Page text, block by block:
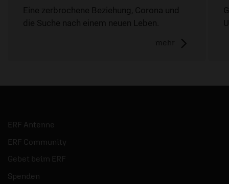
Eine zerbrochene Beziehung, Corona und
die Suche nach einem neuen Leben.
mehr
ERF Antenne
ERF Community
Gebet beim ERF
Spenden